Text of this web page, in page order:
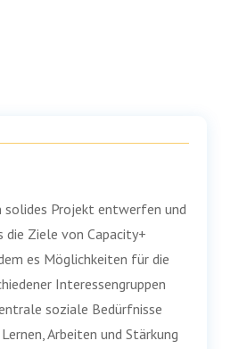
solides Projekt entwerfen und
die Ziele von Capacity+
es Möglichkeiten für die
Interessengruppen
soziale Bedürfnisse
Arbeiten und Stärkung